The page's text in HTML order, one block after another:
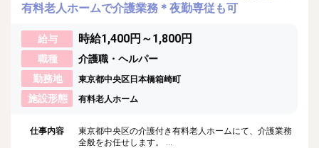
有料老人ホームで介護業務＊夜勤専従も可
給与 時給1,400円～1,800円
職種
介護職・ヘルパー
勤務地
東京都中央区日本橋箱崎町
施設形態 有料老人ホーム
仕事内容
東京都中央区の介護付き有料老人ホームにて、介護業務
全般をお任せします。 ...